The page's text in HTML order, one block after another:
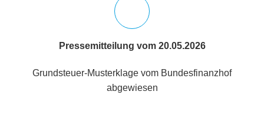
Pressemitteilung vom 20.05.2026
Grundsteuer-Musterklage vom Bundesfinanzhof
abgewiesen